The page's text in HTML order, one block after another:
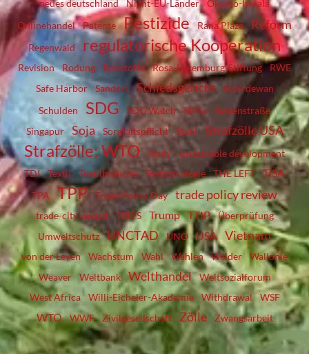
neues deutschland
Nicht-EU-Länder
Okonjo-Iweala
Onlinehandel
Patente Pestizide Rana Plaza Reform
Regenwald regulatorische Kooperation
Revision Rodung Rohstoffe Rosa-Luxemburg-Stiftung
RWE
Safe Harbor
Sanders Schiedsgericht
Schirdewan
Schulden
SDG SDG Watch SDGs
Seidenstraße
Singapur
Soja Sorgfaltspflicht Stahl Strafzölle USA
Strafzölle; WTO study
sustainable development
TDI
Textil Textilbranche Textilstrategie THE LEFT TiSA
TPA TPP Trade Policy Day trade policy review
trade-city-award TRIPS Trump TTIP
Überprüfung
Umweltschutz
UNCTAD UNO USA Vietnam
von der Leyen Wachstum Wahl Wahlen Wälder
Wallonie
Weaver
Weltbank Welthandel
Weltsozialforum
West Africa
Willi-Eicheler-Akademie Withdrawal WSF
WTO WWF Zivilgesellschaft Zölle Zwangsarbeit